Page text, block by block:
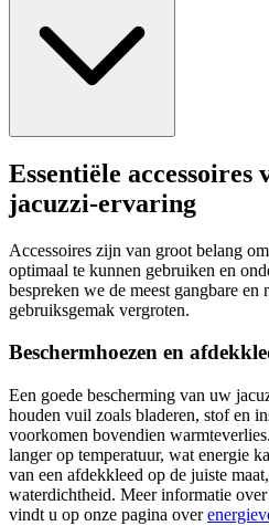
Essentiële accessoires
jacuzzi-ervaring
Accessoires zijn van groot belang
optimaal te kunnen gebruiken en
bespreken we de meest gangbare
gebruiksgemak vergroten.
Beschermhoezen en
Een goede bescherming van uw
houden vuil zoals bladeren, stof en
voorkomen bovendien
langer op temperatuur, wat energie
van een afdekkleed op de juiste
waterdichtheid. Meer informatie over
vindt u op onze pagina over